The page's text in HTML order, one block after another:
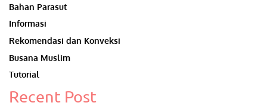
Bahan Parasut
Informasi
Rekomendasi dan Konveksi
Busana Muslim
Tutorial
Recent Post